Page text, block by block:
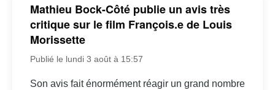
Mathieu Bock-Côté publie un avis très
critique sur le film François.e de Louis
Morissette
Publié le lundi 3 août à 15:57
Son avis fait énormément réagir un grand nombre